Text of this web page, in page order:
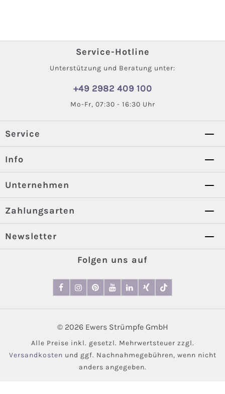
Service-Hotline
Unterstützung und Beratung unter:
+49 2982 409 100
Mo-Fr, 07:30 - 16:30 Uhr
Service
Info
Unternehmen
Zahlungsarten
Newsletter
Folgen uns auf
© 2026 Ewers Strümpfe GmbH
Alle Preise inkl. gesetzl. Mehrwertsteuer zzgl.
Versandkosten und ggf. Nachnahmegebühren, wenn nicht
anders angegeben.